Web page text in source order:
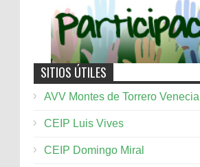
SITIOS ÚTILES
AVV Montes de Torrero Venecia
CEIP Luis Vives
CEIP Domingo Miral